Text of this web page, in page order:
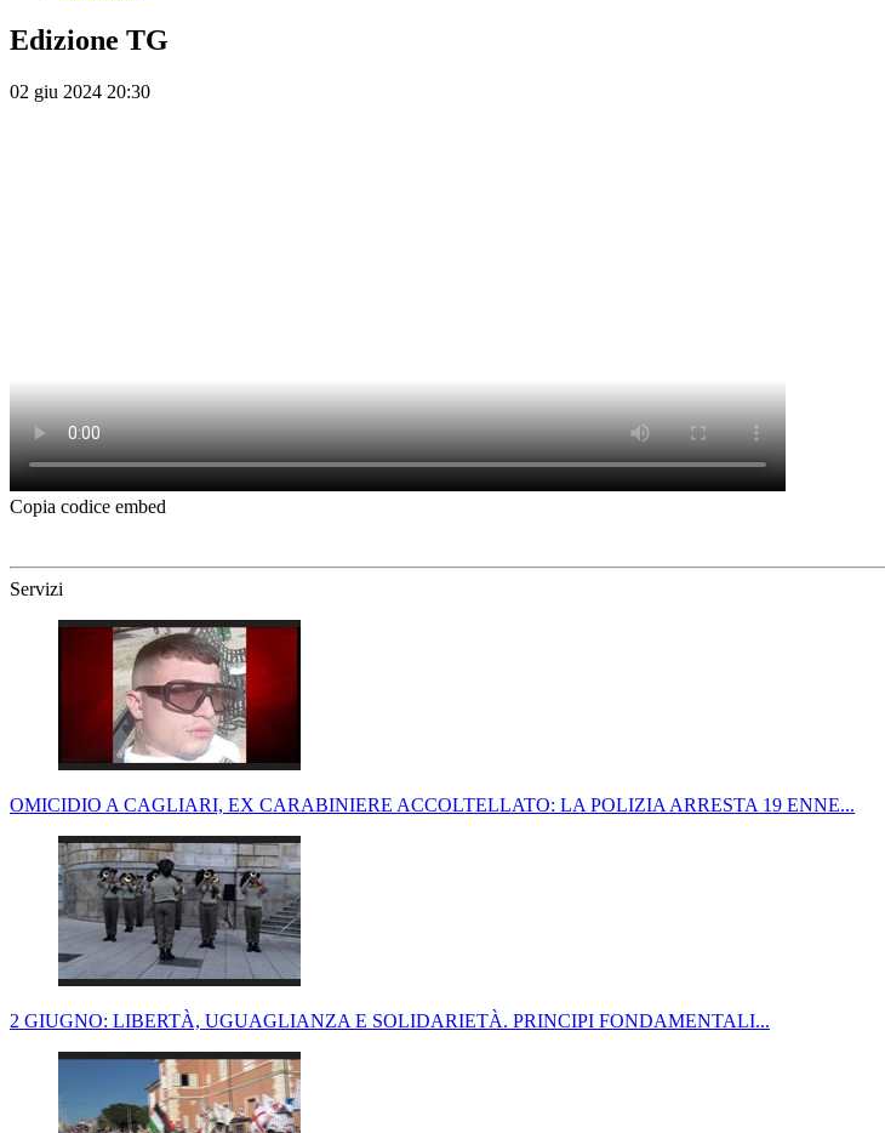
Edizione TG
02 giu 2024 20:30
Copia codice embed
Servizi
OMICIDIO A CAGLIARI, EX CARABINIERE ACCOLTELLATO: LA POLIZIA ARRESTA 19 ENNE...
2 GIUGNO: LIBERTÀ, UGUAGLIANZA E SOLIDARIETÀ. PRINCIPI FONDAMENTALI...